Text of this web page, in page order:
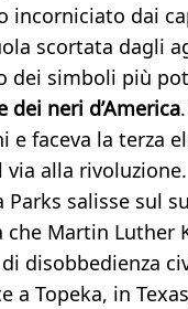
incorniciato dai
scortata dagli
dei simboli più
dei neri d’America
e faceva la terza
alla rivoluzione.
Parks salisse sul
Martin Luther
disobbedienza
a Topeka, in